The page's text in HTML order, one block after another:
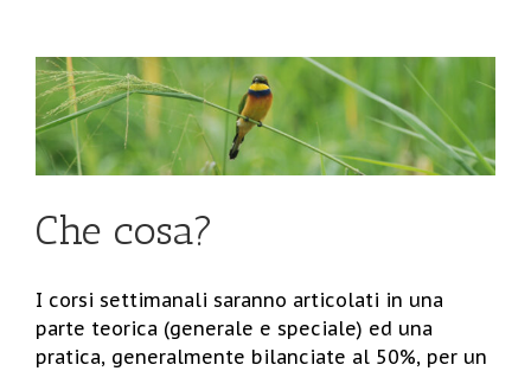
Che cosa?
I corsi settimanali saranno articolati in una
parte teorica (generale e speciale) ed una
pratica, generalmente bilanciate al 50%, per un